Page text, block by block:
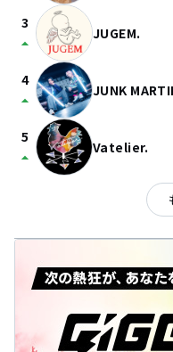
3
arrow_drop_up JUGEM.
4
arrow_drop_up JUNK
5
arrow_drop_up Vatelier.